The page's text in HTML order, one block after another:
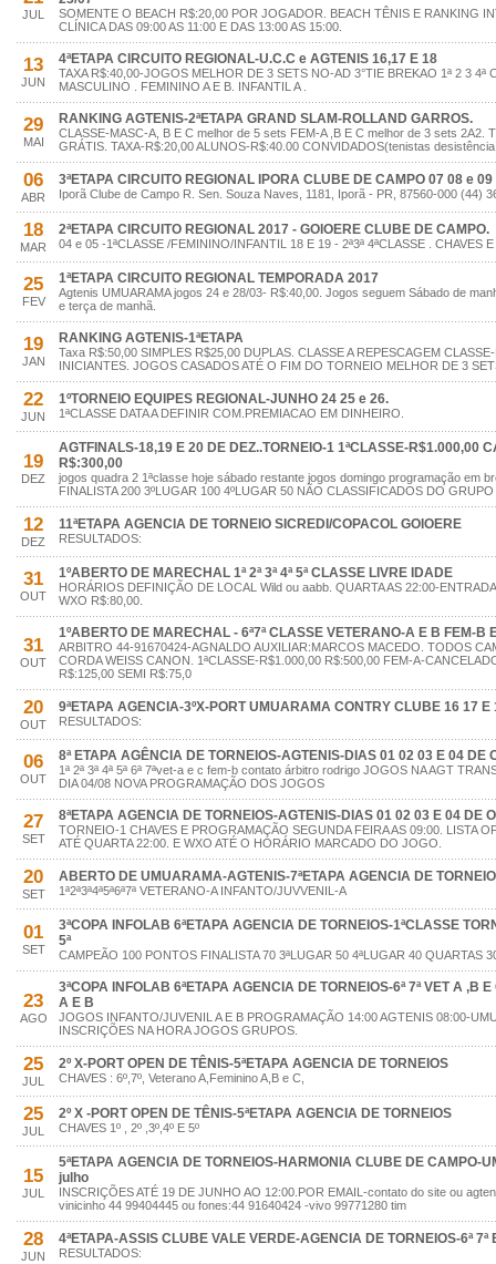
JUL
SOMENTE O BEACH R$:20,00 POR JOGADOR. BEACH TÊNIS E RANKING
CLÍNICA DAS 09:00 AS 11:00 E DAS 13:00 AS 15:00.
13
JUN
4ªETAPA CIRCUITO REGIONAL-U.C.C e AGTENIS 16,17 E 18
TAXA R$:40,00-JOGOS MELHOR DE 3 SETS NO-AD 3°TIE BREKAO 1ª 2 3 4ª
MASCULINO . FEMININO A E B. INFANTIL A .
29
MAI
RANKING AGTENIS-2ªETAPA GRAND SLAM-ROLLAND GARROS.
CLASSE-MASC-A, B E C melhor de 5 sets FEM-A ,B E C melhor de 3 sets 2A2.
GRÁTIS. TAXA-R$:20,00 ALUNOS-R$:40.00 CONVIDADOS(tenistas
06
ABR
3ªETAPA CIRCUITO REGIONAL IPORA CLUBE DE CAMPO 07 08 e
Iporã Clube de Campo R. Sen. Souza Naves, 1181, Iporã - PR, 87560-000 (44)
18
MAR
2ªETAPA CIRCUITO REGIONAL 2017 - GOIOERE CLUBE DE CAMPO.
04 e 05 -1ªCLASSE /FEMININO/INFANTIL 18 E 19 - 2ª3ª 4ªCLASSE . CHAVES
25
FEV
1ªETAPA CIRCUITO REGIONAL TEMPORADA 2017
Agtenis UMUARAMA jogos 24 e 28/03- R$:40,00. Jogos seguem Sábado de
e terça de manhã.
19
JAN
RANKING AGTENIS-1ªETAPA
Taxa R$:50,00 SIMPLES R$25,00 DUPLAS. CLASSE A REPESCAGEM
INICIANTES. JOGOS CASADOS ATÉ O FIM DO TORNEIO MELHOR DE 3
22
JUN
1ºTORNEIO EQUIPES REGIONAL-JUNHO 24 25 e 26.
1ªCLASSE DATA A DEFINIR COM.PREMIACAO EM DINHEIRO.
19
DEZ
AGTFINALS-18,19 E 20 DE DEZ..TORNEIO-1 1ªCLASSE-R$1.000,00
R$:300,00
jogos quadra 2 1ªclasse hoje sábado restante jogos domingo programação em
FINALISTA 200 3ºLUGAR 100 4ºLUGAR 50 NÃO CLASSIFICADOS DO
12
DEZ
11ªETAPA AGENCIA DE TORNEIO SICREDI/COPACOL GOIOERE
RESULTADOS:
31
OUT
1ºABERTO DE MARECHAL 1ª 2ª 3ª 4ª 5ª CLASSE LIVRE IDADE
HORÁRIOS DEFINIÇÃO DE LOCAL Wild ou aabb. QUARTA AS 22:00-
WXO R$:80,00.
31
OUT
1ºABERTO DE MARECHAL - 6ª7ª CLASSE VETERANO-A E B FEM-B
ARBITRO 44-91670424-AGNALDO AUXILIAR:MARCOS MACEDO. TODOS
CORDA WEISS CANON. 1ªCLASSE-R$1.000,00 R$:500,00 FEM-A-
R$:125,00 SEMI R$:75,0
20
OUT
9ªETAPA AGENCIA-3ºX-PORT UMUARAMA CONTRY CLUBE 16 17 E
RESULTADOS:
06
OUT
8ª ETAPA AGÊNCIA DE TORNEIOS-AGTENIS-DIAS 01 02 03 E 04 DE
1ª 2ª 3ª 4ª 5ª 6ª 7ªvet-a e c fem-b contato árbitro rodrigo JOGOS NA AGT
DIA 04/08 NOVA PROGRAMAÇÃO DOS JOGOS
27
SET
8ªETAPA AGENCIA DE TORNEIOS-AGTENIS-DIAS 01 02 03 E 04 DE
TORNEIO-1 CHAVES E PROGRAMAÇÃO SEGUNDA FEIRA AS 09:00. LISTA
ATÉ QUARTA 22:00. E WXO ATÉ O HORÁRIO MARCADO DO JOGO.
20
SET
ABERTO DE UMUARAMA-AGTENIS-7ªETAPA AGENCIA DE
1ª2ª3ª4ª5ª6ª7ª VETERANO-A INFANTO/JUVVENIL-A
01
SET
3ªCOPA INFOLAB 6ªETAPA AGENCIA DE TORNEIOS-1ªCLASSE
5ª
CAMPEÃO 100 PONTOS FINALISTA 70 3ªLUGAR 50 4ªLUGAR 40 QUARTAS
23
AGO
3ªCOPA INFOLAB 6ªETAPA AGENCIA DE TORNEIOS-6ª 7ª VET A ,B
A E B
JOGOS INFANTO/JUVENIL A E B PROGRAMAÇÃO 14:00 AGTENIS 08:00-
INSCRIÇÕES NA HORA JOGOS GRUPOS.
25
JUL
2º X-PORT OPEN DE TÊNIS-5ªETAPA AGENCIA DE TORNEIOS
CHAVES : 6º,7º, Veterano A,Feminino A,B e C,
25
JUL
2º X -PORT OPEN DE TÊNIS-5ªETAPA AGENCIA DE TORNEIOS
CHAVES 1º , 2º ,3º,4º E 5º
15
JUL
5ªETAPA AGENCIA DE TORNEIOS-HARMONIA CLUBE DE CAMPO-
julho
INSCRIÇÕES ATÉ 19 DE JUNHO AO 12:00.POR EMAIL-contato do site ou
vinicinho 44 99404445 ou fones:44 91640424 -vivo 99771280 tim
28
JUN
4ªETAPA-ASSIS CLUBE VALE VERDE-AGENCIA DE TORNEIOS-6ª 7ª
RESULTADOS: